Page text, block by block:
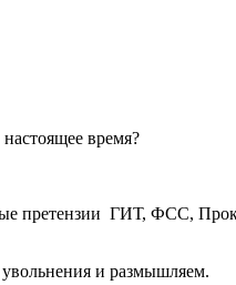
время?
претензии ГИТ, ФСС,
увольнения и размышляем.